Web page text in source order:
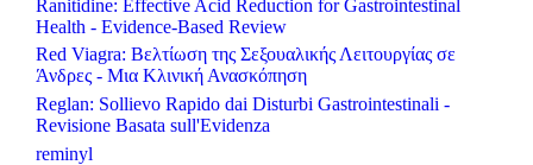
Ranitidine: Effective Acid Reduction for Gastrointestinal
Health - Evidence-Based Review
Red Viagra: Βελτίωση της Σεξουαλικής Λειτουργίας σε
Άνδρες - Μια Κλινική Ανασκόπηση
Reglan: Sollievo Rapido dai Disturbi Gastrointestinali -
Revisione Basata sull'Evidenza
reminyl